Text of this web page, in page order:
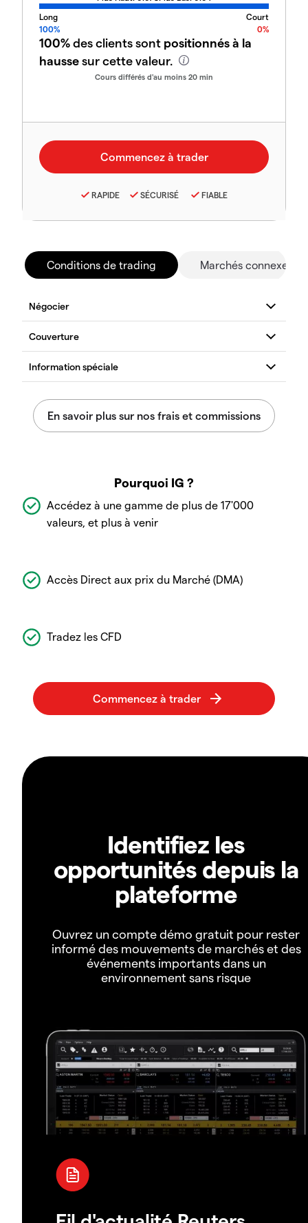
Long
Court
100%
0%
100%des clients sont positionnés à la
haussesur cette valeur.
Cours différés d'au moins 20 min
RAPIDE SÉCURISÉ FIABLE
Conditions de trading Marchés connexes
Pourquoi IG ?
Accédez à une gamme de plus de 17'000
valeurs, et plus à venir
Accès Direct aux prix du Marché (DMA)
Tradez les CFD
Identifiez les
opportunités depuis la
plateforme
Ouvrez un compte démo gratuit pour rester
informé des mouvements de marchés et des
événements importants dans un
environnement sans risque